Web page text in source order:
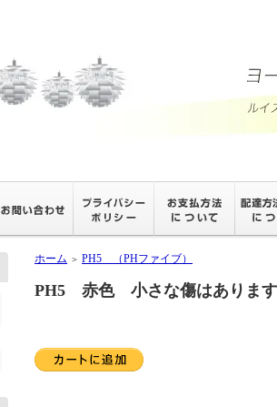
ホーム ＞ PH5 （PHファイブ）
PH5 赤色 小さな傷はあります